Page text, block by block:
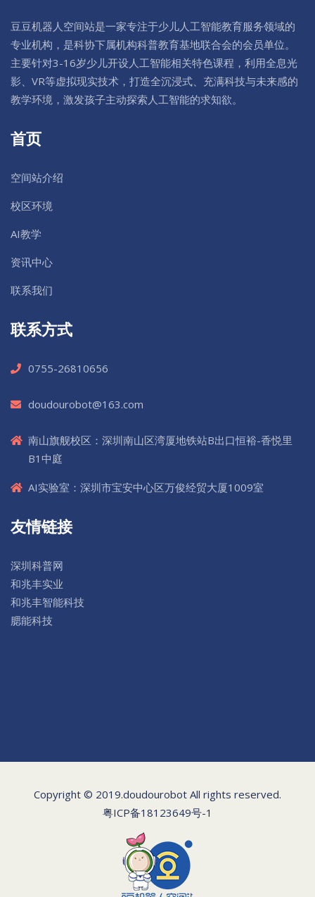
豆豆机器人空间站是一家专注于少儿人工智能教育服务领域的
专业机构，是科协下属机构科普教育基地联合会的会员单位。
主要针对3-16岁少儿开设人工智能相关特色课程，利用全息光
影、VR等虚拟现实技术，打造全沉浸式、充满科技与未来感的
教学环境，激发孩子主动探索人工智能的求知欲。
首页
空间站介绍
校区环境
AI教学
资讯中心
联系我们
联系方式
0755-26810656
doudourobot@163.com
南山旗舰校区：深圳南山区湾厦地铁站B出口恒裕-香悦里
B1中庭
AI实验室：深圳市宝安中心区万俊经贸大厦1009室
友情链接
深圳科普网
和兆丰实业
和兆丰智能科技
腮能科技
Copyright © 2019.doudourobot All rights reserved.
粤ICP备18123649号-1